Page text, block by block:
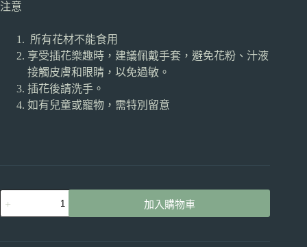
注意
所有花材不能食用
享受插花樂趣時，建議佩戴手套，避免花粉、汁液
接觸皮膚和眼睛，以免過敏。
插花後請洗手。
如有兒童或寵物，需特別留意
雪
加入購物車